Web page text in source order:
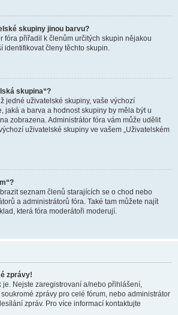
skupiny jinou barvu?
fóra přiřadil k členům určitých skupin nějakou
identifikovat členy těchto skupin.
skupina“?
jedné uživatelské skupiny, vaše výchozí
jaká a barva a hodnost skupiny by měla být u
zobrazena. Administrátor fóra vám může udělit
uživatelské skupiny ve vašem „Uživatelském
seznam členů starajících se o chod nebo
a administrátorů fóra. Také tam můžete najít
která fóra moderátoři moderují.
zprávy!
je. Nejste zaregistrovaní a/nebo přihlášení,
zprávy pro celé fórum, nebo administrátor
zpráv. Pro více informací kontaktujte